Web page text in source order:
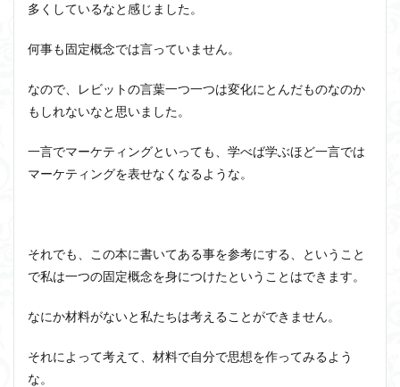
多くしているなと感じました。
何事も固定概念では言っていません。
なので、レビットの言葉一つ一つは変化にとんだものなのか
もしれないなと思いました。
一言でマーケティングといっても、学べば学ぶほど一言では
マーケティングを表せなくなるような。
それでも、この本に書いてある事を参考にする、ということ
で私は一つの固定概念を身につけたということはできます。
なにか材料がないと私たちは考えることができません。
それによって考えて、材料で自分で思想を作ってみるよう
な。